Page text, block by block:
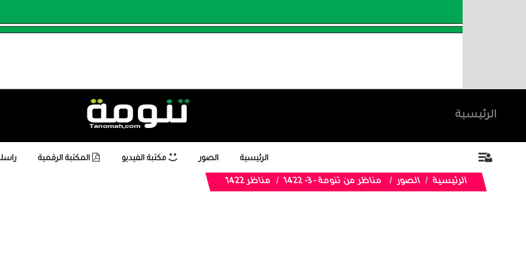
الرئيسية
الرئيسية الصور مكتبة الفيديو المكتبة الرقمية
الرئيسية الصور مناظر من تنومة - 3- 1422 مناظر 1422